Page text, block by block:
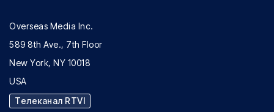
Overseas Media Inc.
589 8th Ave., 7th Floor
New York, NY 10018
USA
Телеканал RTVI